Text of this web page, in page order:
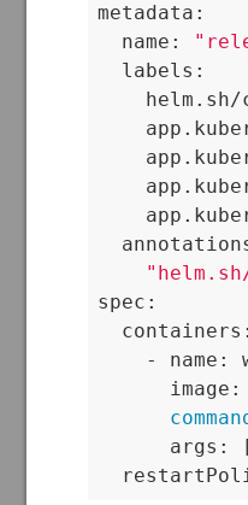
metadata:
  name:
  labels:
spec:
  containers:
- name:
image:
args: